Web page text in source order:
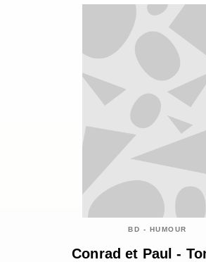
BD - HUMOUR
Conrad et Paul -